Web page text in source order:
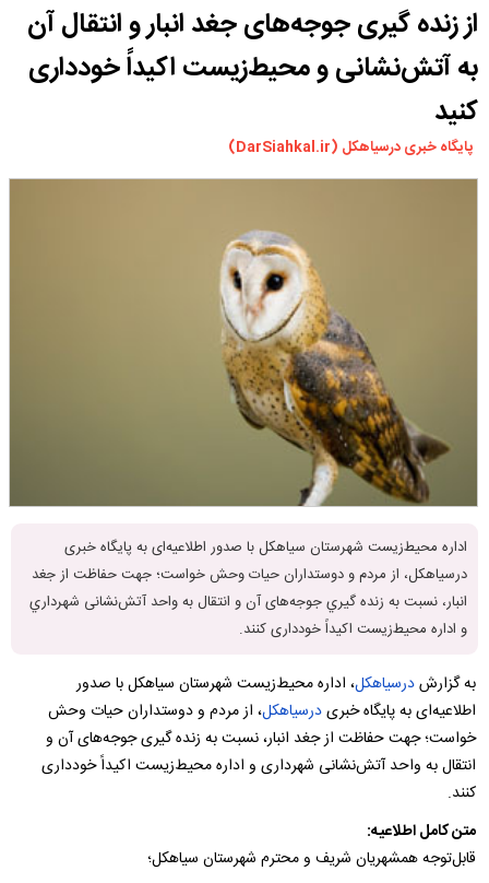
ورزشی
سیاسی
چندرسانه ای
درباره ما
از زنده گیری جوجه‌های جغد انبار و انتقال آن
به آتش‌نشانی و محیط‌زیست اکیداً خودداری
کنید
پایگاه خبری درسیاهکل (DarSiahkal.ir)
اداره محیط‌زیست شهرستان سیاهکل با صدور اطلاعیه‌ای به پایگاه خبری
درسیاهکل، از مردم و دوستداران حیات وحش خواست؛ جهت حفاظت از جغد
انبار، نسبت به زنده گيري جوجه‌های آن و انتقال به واحد آتش‌نشانی شهرداري
و اداره محیط‌زیست اکیداً خودداری کنند.
به گزارشدرسیاهکل، اداره محیط‌زیست شهرستان سیاهکل با صدور
اطلاعیه‌ای به پایگاه خبریدرسیاهکل، از مردم و دوستداران حیات وحش
خواست؛ جهت حفاظت از جغد انبار، نسبت به زنده گیری جوجه‌های آن و
انتقال به واحد آتش‌نشانی شهرداری و اداره محیط‌زیست اکیداً خودداری
کنند.
متن کامل اطلاعیه:
قابل‌توجه همشهریان شریف و محترم شهرستان سیاهکل؛